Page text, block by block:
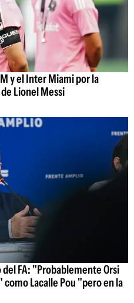
y el Inter Miami por la
Lionel Messi
FA: "Probablemente Orsi
Lacalle Pou "pero en la